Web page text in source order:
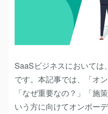
SaaSビジネスにおいて
です。本記事では、「オ
「なぜ重要なの？」「施
いう方に向けてオンボー